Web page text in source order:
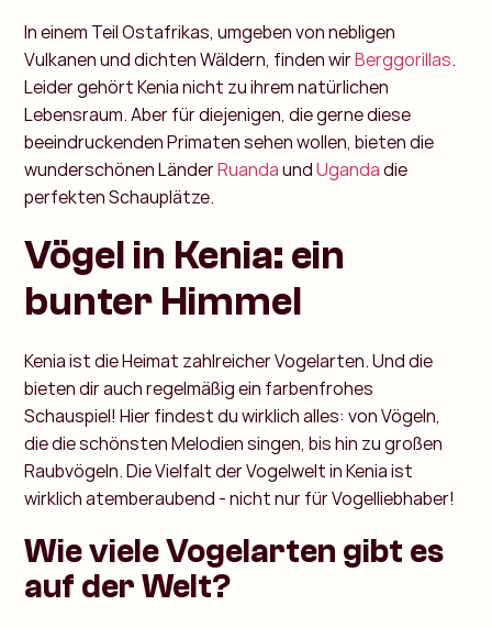
In einem Teil Ostafrikas, umgeben von nebligen
Vulkanen und dichten Wäldern, finden wirBerggorillas.
Leider gehört Kenia nicht zu ihrem natürlichen
Lebensraum. Aber für diejenigen, die gerne diese
beeindruckenden Primaten sehen wollen, bieten die
wunderschönen LänderRuandaundUgandadie
perfekten Schauplätze.
Vögel in Kenia: ein
bunter Himmel
Kenia ist die Heimat zahlreicher Vogelarten. Und die
bieten dir auch regelmäßig ein farbenfrohes
Schauspiel! Hier findest du wirklich alles: von Vögeln,
die die schönsten Melodien singen, bis hin zu großen
Raubvögeln. Die Vielfalt der Vogelwelt in Kenia ist
wirklich atemberaubend - nicht nur für Vogelliebhaber!
Wie viele Vogelarten gibt es
auf der Welt?